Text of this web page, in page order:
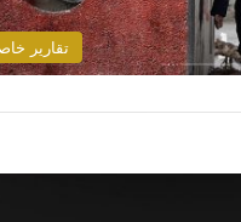
تقارير